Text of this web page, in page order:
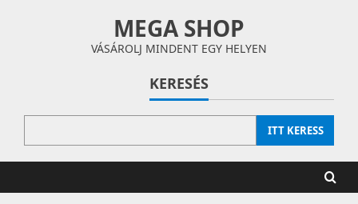
MEGA SHOP
VÁSÁROLJ MINDENT EGY HELYEN
KERESÉS
ITT KERESS